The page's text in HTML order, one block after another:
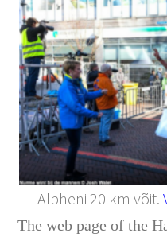
Alpheni 20 km võit.
The web page of the